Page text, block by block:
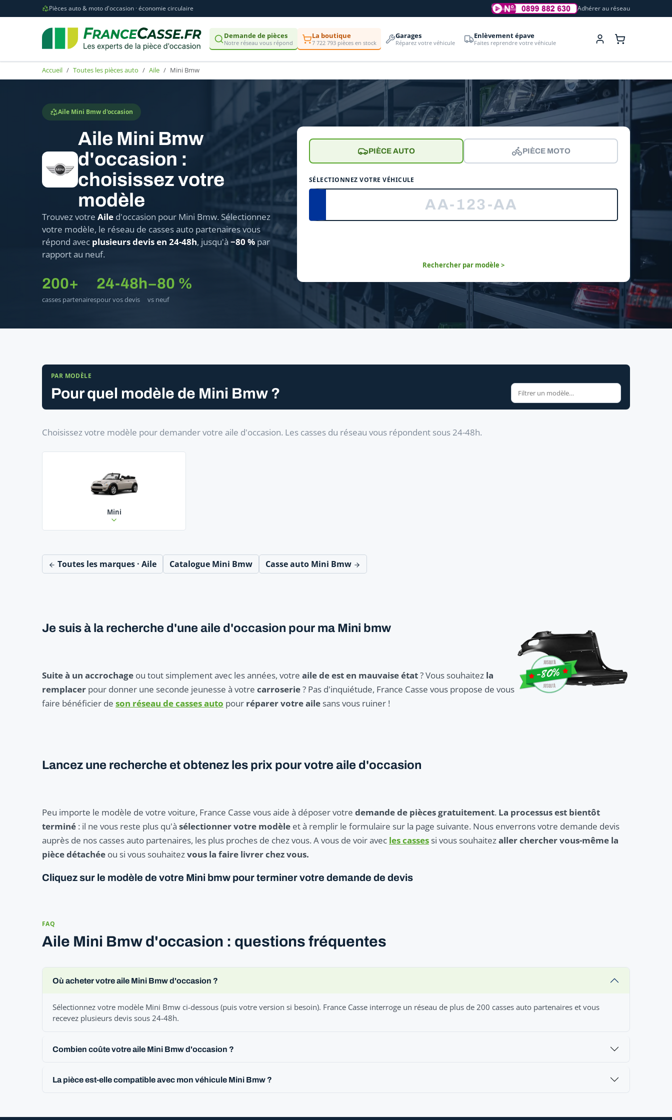
Pièces auto & moto d'occasion · économie circulaire Adhérer au réseau
Demande de pièces
Notre réseau vous répond
La boutique
7 722 793 pièces en stock
Garages
Réparez votre véhicule
Enlèvement épave
Faites reprendre votre véhicule
Accueil Toutes les pièces auto Aile Mini Bmw
Aile Mini Bmw d'occasion
Aile Mini Bmw
d'occasion :
choisissez votre
modèle
Trouvez votre Aile d'occasion pour Mini Bmw. Sélectionnez
votre modèle, le réseau de casses auto partenaires vous
répond avec plusieurs devis en 24-48h, jusqu'à −80 % par
rapport au neuf.
200+
casses partenaires
24-48h
pour vos devis
−80 %
vs neuf
PIÈCE AUTO PIÈCE MOTO
SÉLECTIONNEZ VOTRE VÉHICULE
Rechercher par modèle >
PAR MODÈLE
Pour quel modèle de Mini Bmw ?
Choisissez votre modèle pour demander votre aile d'occasion. Les casses du réseau vous répondent sous 24-48h.
Mini
Toutes les marques · Aile Catalogue Mini Bmw Casse auto Mini Bmw
Je suis à la recherche d'une aile d'occasion pour ma Mini bmw
Suite à un accrochage ou tout simplement avec les années, votre aile de est en mauvaise état? Vous souhaitez la
remplacer pour donner une seconde jeunesse à votre carroserie? Pas d'inquiétude, France Casse vous propose de vous
faire bénéficier de son réseau de casses auto pour réparer votre aile sans vous ruiner !
Lancez une recherche et obtenez les prix pour votre aile d'occasion
Peu importe le modèle de votre voiture, France Casse vous aide à déposer votre demande de pièces gratuitement. La processus est bientôt
terminé : il ne vous reste plus qu'à sélectionner votre modèle et à remplir le formulaire sur la page suivante. Nous enverrons votre demande devis
auprès de nos casses auto partenaires, les plus proches de chez vous. A vous de voir avec les casses si vous souhaitezaller chercher vous-même la
pièce détachée ou si vous souhaitezvous la faire livrer chez vous.
Cliquez sur le modèle de votre Mini bmw pour terminer votre demande de devis
FAQ
Aile Mini Bmw d'occasion : questions fréquentes
Où acheter votre aile Mini Bmw d'occasion ?
Sélectionnez votre modèle Mini Bmw ci-dessous (puis votre version si besoin). France Casse interroge un réseau de plus de 200 casses auto partenaires et vous
recevez plusieurs devis sous 24-48h.
Combien coûte votre aile Mini Bmw d'occasion ?
La pièce est-elle compatible avec mon véhicule Mini Bmw ?